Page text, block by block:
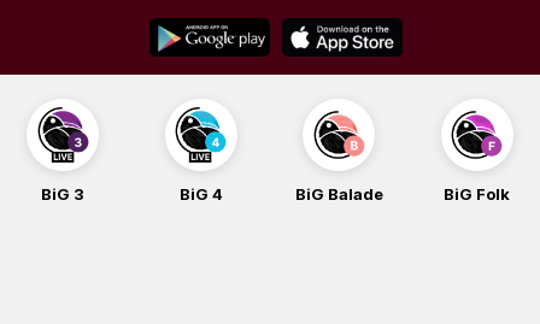
content
BiG 3 BiG 4 BiG Balade BiG Folk